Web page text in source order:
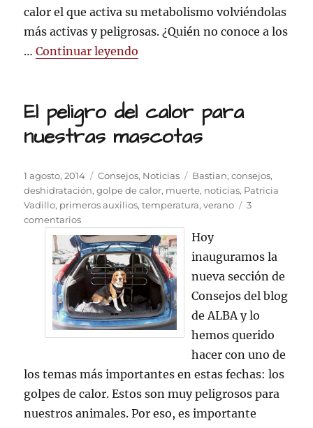
calor el que activa su metabolismo volviéndolas
más activas y peligrosas. ¿Quién no conoce a los
…Continuar leyendo
El peligro del calor para
nuestras mascotas
Publicado
el
1 agosto, 2014 Categorías
Consejos, Noticias Etiquetas
Bastian,consejos,
deshidratación,golpe de calor, muerte, noticias, Patricia
Vadillo, primeros auxilios,temperatura,verano
3
comentariosen
El
peligro
del
calor
para
nuestras
mascotas
Hoy
inauguramos la
nueva sección de
Consejos del blog
de ALBA y lo
hemos querido
hacer con uno de
los temas más importantes en estas fechas: los
golpes de calor. Estos son muy peligrosos para
nuestros animales. Por eso, es importante